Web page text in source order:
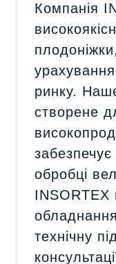
Компанія
ринку.
створене
забезпечує
обробці
INSORTEX
технічну